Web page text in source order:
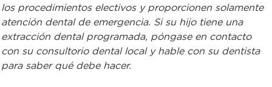
los procedimientos electivos y proporcionen solamente
atención dental de emergencia. Si su hijo tiene una
extracción dental programada, póngase en contacto
con su consultorio dental local y hable con su dentista
para saber qué debe hacer.